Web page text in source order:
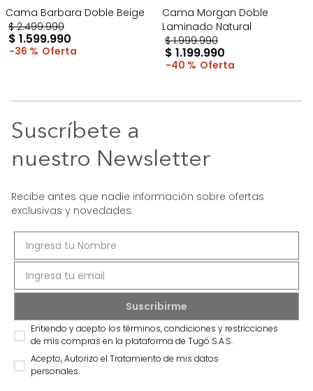
Cama Barbara Doble Beige
$ 2.499.990
$ 1.599.990
36 %
Cama Morgan Doble
Laminado Natural
$ 1.999.990
$ 1.199.990
40 %
Suscríbete a
nuestro Newsletter
Recibe antes que nadie información sobre ofertas
exclusivas y novedades.
Entiendo y acepto los términos, condiciones y restricciones
de mis compras en la plataforma de Tugó S.A.S.
Acepto, Autorizo el Tratamiento de mis datos
personales.